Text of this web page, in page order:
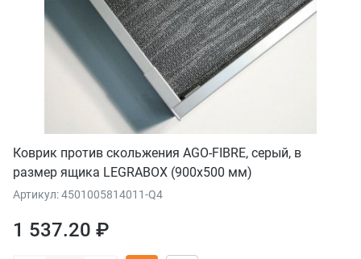
Коврик против скольжения AGO-FIBRE, серый, в
размер ящика LEGRABOX (900x500 мм)
Артикул: 4501005814011-Q4
1 537.20 ₽